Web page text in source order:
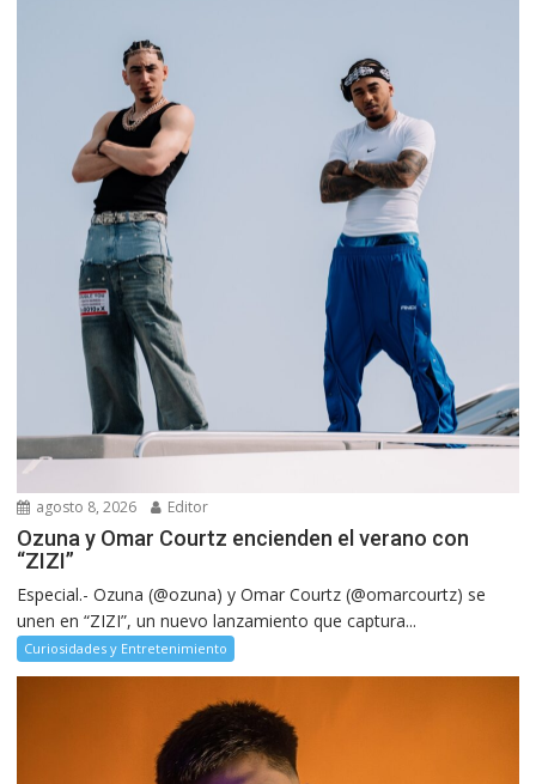
agosto 8, 2026 Editor
Ozuna y Omar Courtz encienden el verano con
“ZIZI”
Especial.- Ozuna (@ozuna) y Omar Courtz (@omarcourtz) se
unen en “ZIZI”, un nuevo lanzamiento que captura...
Curiosidades y Entretenimiento